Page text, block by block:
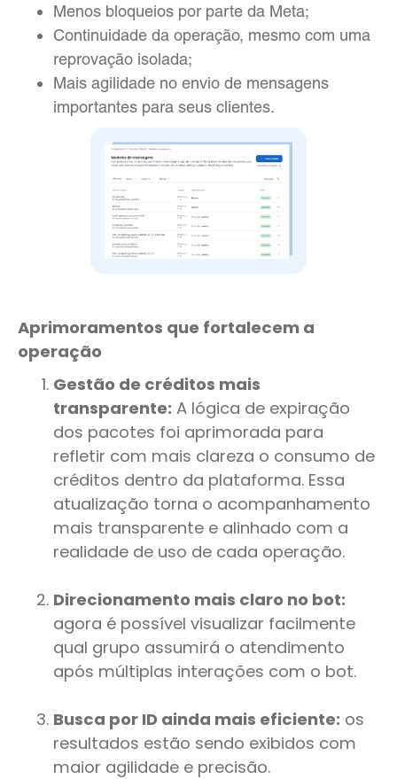
Menos bloqueios por parte da Meta;
Continuidade da operação, mesmo com uma
reprovação isolada;
Mais agilidade no envio de mensagens
importantes para seus clientes.
Aprimoramentos que fortalecem a
operação
Gestão de créditos mais
transparente: A lógica de expiração
dos pacotes foi aprimorada para
refletir com mais clareza o consumo de
créditos dentro da plataforma. Essa
atualização torna o acompanhamento
mais transparente e alinhado com a
realidade de uso de cada operação.
Direcionamento mais claro no bot:
agora é possível visualizar facilmente
qual grupo assumirá o atendimento
após múltiplas interações com o bot.
Busca por ID ainda mais eficiente: os
resultados estão sendo exibidos com
maior agilidade e precisão.